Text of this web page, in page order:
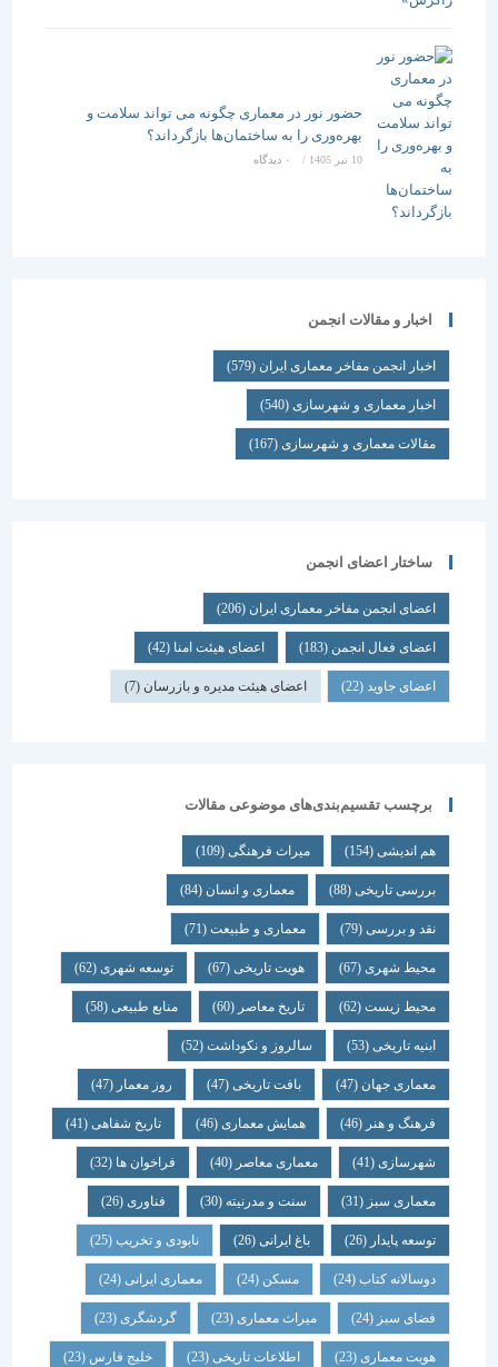
حضور نور در معماری چگونه می تواند سلامت و
بهره‌وری را به ساختمان‌ها بازگرداند؟
/ ۰ دیدگاه
اخبار و مقالات انجمن
اخبار انجمن مفاخر معماری ایران (579)
اخبار معماری و شهرسازی(540)
مقالات معماری و شهرسازی(167)
ساختار اعضای انجمن
اعضای انجمن مفاخر معماری ایران (206)
اعضای فعال انجمن(183) اعضای هیئت امنا(42)
اعضای جاوید(22) اعضای هیئت مدیره و بازرسان(7)
برچسب تقسیم‌بندی‌های موضوعی مقالات
هم اندیشی (154) میراث فرهنگی (109)
بررسی تاریخی (88) معماری و انسان (84)
نقد و بررسی (79) معماری و طبیعت (71)
محیط شهری(67) هویت تاریخی(67) توسعه شهری(62)
محیط زیست(62) تاریخ معاصر(60) منابع طبیعی(58)
ابنیه تاریخی(53) سالروز و نکوداشت(52)
معماری جهان (47) بافت تاریخی(47) روز معمار(47)
فرهنگ و هنر(46) همایش معماری (46) تاریخ شفاهی (41)
شهرسازی(41) معماری معاصر(40) فراخوان ها (32)
معماری سبز(31) سنت و مدرنیته(30) فناوری (26)
توسعه پایدار(26) باغ ایرانی(26) نابودی و تخریب(25)
دوسالانه کتاب(24) مسکن (24) معماری ایرانی(24)
فضای سبز(24) میراث معماری (23) گردشگری (23)
هویت معماری (23) اطلاعات تاریخی(23) خلیج فارس(23)